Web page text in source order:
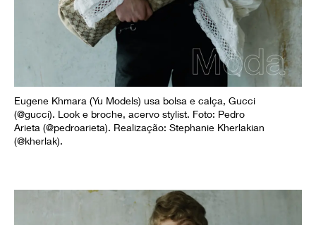
Eugene Khmara (Yu Models) usa bolsa e calça, Gucci
(@gucci). Look e broche, acervo stylist. Foto: Pedro
Arieta (@pedroarieta). Realização: Stephanie Kherlakian
(@kherlak).